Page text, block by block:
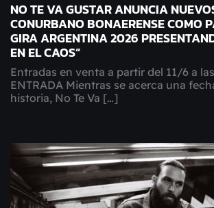
NO TE VA GUSTAR ANUNCIA
CONURBANO BONAERENSE COMO
GIRA ARGENTINA 2026
EN EL CAOS”
Entradas en venta a partir del 11/6 a
ENTRADA Mientras se acerca una
historia, No Te Va […]